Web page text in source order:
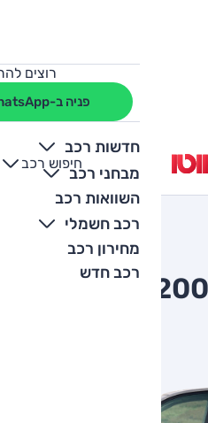
רוצים
פניה ב-WhatsApp
חדשות רכב
מבחני רכב
השוואות רכב
רכב חשמלי
מחירון רכב
רכב חדש
חיפוש רכב
+
-